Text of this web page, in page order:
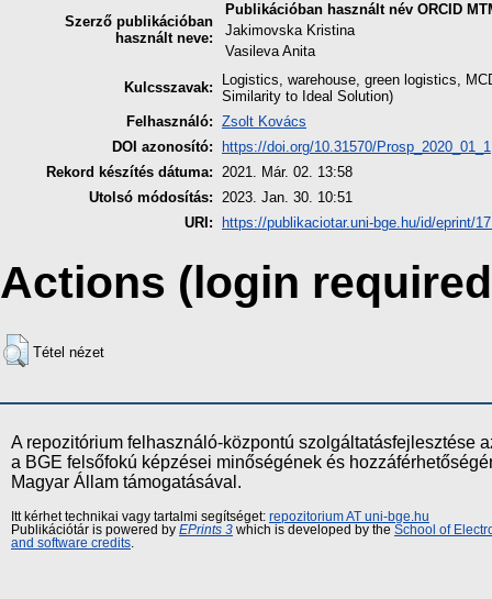
Szerző publikációban
használt neve:
Publikációban használt név ORCID
Jakimovska Kristina
Vasileva Anita
Kulcsszavak:
Logistics, warehouse, green logistics,
Similarity to Ideal Solution)
Felhasználó: Zsolt Kovács
DOI azonosító:
https://doi.org/10.31570/Prosp_2020_01_1
Rekord készítés dátuma: 2021. Már. 02. 13:58
Utolsó módosítás: 2023. Jan. 30. 10:51
URI:
https://publikaciotar.uni-bge.hu/id/eprint/
Actions (login
Tétel nézet
A repozitórium felhasználó-központú szolgáltatásfejlesztése
a BGE felsőfokú képzései minőségének és
Magyar Állam támogatásával.
Itt kérhet technikai vagy tartalmi segítséget: repozitorium AT uni-bge.hu
Publikációtár is powered by EPrints 3 which is developed by the School of
and software credits